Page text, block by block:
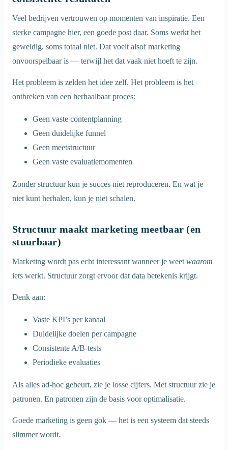
Veel bedrijven vertrouwen op momenten van inspiratie. Een
sterke campagne hier, een goede post daar. Soms werkt het
geweldig, soms totaal niet. Dat voelt alsof marketing
onvoorspelbaar is — terwijl het dat vaak niet hoeft te zijn.
Het probleem is zelden het idee zelf. Het probleem is het
ontbreken van een herhaalbaar proces:
Geen vaste contentplanning
Geen duidelijke funnel
Geen meetstructuur
Geen vaste evaluatiemomenten
Zonder structuur kun je succes niet reproduceren. En wat je
niet kunt herhalen, kun je niet schalen.
Structuur maakt marketing meetbaar (en
stuurbaar)
Marketing wordt pas echt interessant wanneer je weet waarom
iets werkt. Structuur zorgt ervoor dat data betekenis krijgt.
Denk aan:
Vaste KPI’s per kanaal
Duidelijke doelen per campagne
Consistente A/B-tests
Periodieke evaluaties
Als alles ad-hoc gebeurt, zie je losse cijfers. Met structuur zie je
patronen. En patronen zijn de basis voor optimalisatie.
Goede marketing is geen gok — het is een systeem dat steeds
slimmer wordt.